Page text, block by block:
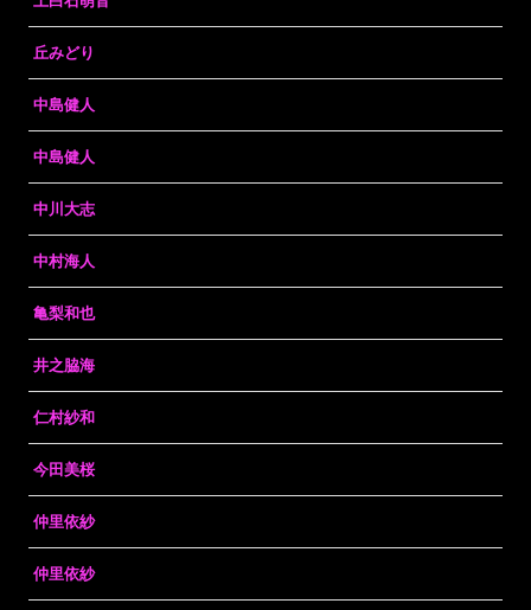
丘みどり
中島健人
中島健人
中川大志
中村海人
亀梨和也
井之脇海
仁村紗和
今田美桜
仲里依紗
仲里依紗